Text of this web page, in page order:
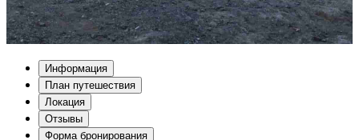
Информация
План путешествия
Локация
Отзывы
Форма бронирования